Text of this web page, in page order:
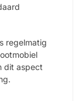
regelmatig
dit aspect